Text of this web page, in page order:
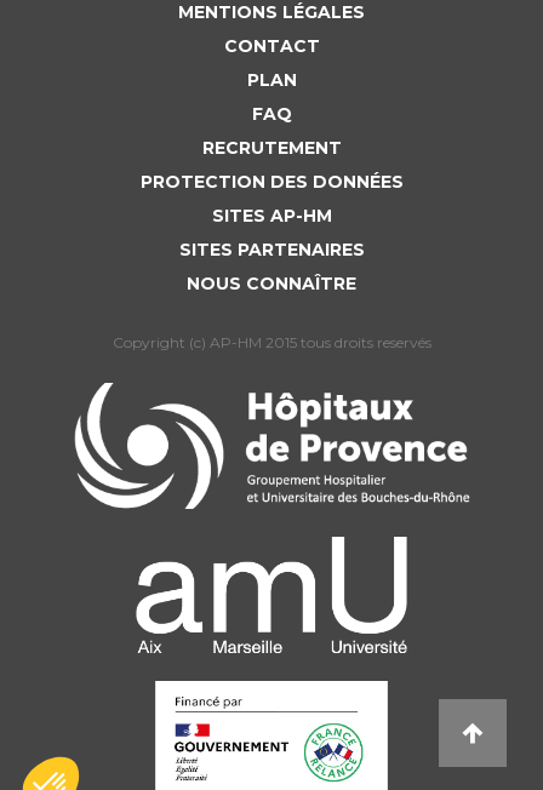
MENTIONS LÉGALES
CONTACT
PLAN
FAQ
RECRUTEMENT
PROTECTION DES DONNÉES
SITES AP-HM
SITES PARTENAIRES
NOUS CONNAÎTRE
Copyright (c) AP-HM 2015 tous droits reservés